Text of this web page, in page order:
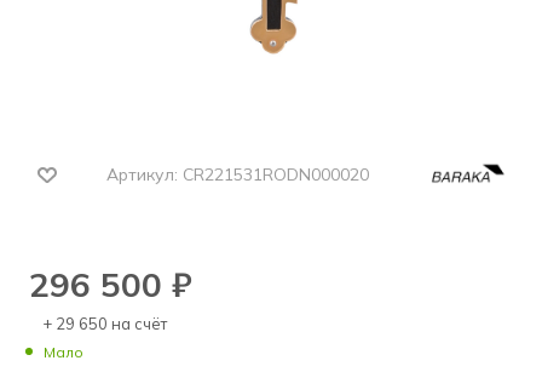
Артикул: CR221531RODN000020
296 500 ₽
+ 29 650 на счёт
Мало